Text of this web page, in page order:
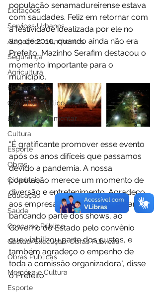
Licitações
Serviços Urbanos
Alagações e Enchentes
Segurança
Agricultura
Homenagem
Concurso Público
Emenda Parlamentar
Cultura
Esporte
Obras
Cidadania
Educação
Saúde
Concurso Público
Gestão/Execução: Obras Públicas
Obras Públicas
Memória e Cultura
Esporte
população senamadureirense estava
com saudades. Feliz em retornar com
a festividade idealizada por ele no
ano de 2010, quando ainda não era
Prefeito, Mazinho Serafim destacou o
momento importante para o
município.
"É gratificante promover esse evento
após os anos difíceis que passamos
devido a pandemia. A nossa
população merece um momento de
diversão e entretenimento. Agradeço
aos empresários que nos ajudaram
bancando parte dos shows, ao
Governo do Estado pelo convênio
que viabilizou parte dos custos, e
também agradeço o empenho de
toda a comissão organizadora", disse
o Prefeito.